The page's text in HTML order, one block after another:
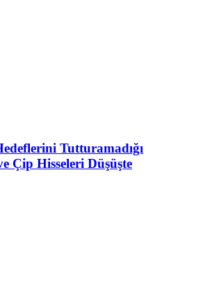
Tutturamadığı
Çip Hisseleri Düşüşte